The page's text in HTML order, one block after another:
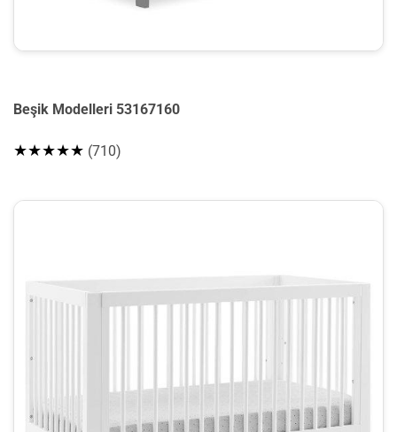
Beşik Modelleri 53167160
★★★★★ (710)